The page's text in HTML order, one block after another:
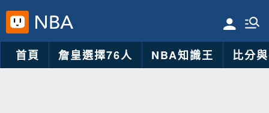
首頁 詹皇選擇76人 NBA知識王 比分